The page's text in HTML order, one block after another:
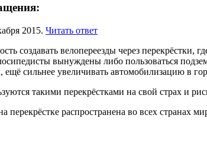
2015. Читать ответ
создавать велопереезды через перекрёстки,
вынуждены либо пользоваться
сильнее увеличивать автомобилизацию в
такими перекрёстками на свой страх и
перекрёстке распространена во всех странах